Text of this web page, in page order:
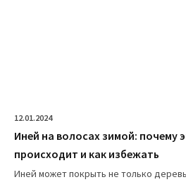
12.01.2024
Иней на волосах зимой: почему
происходит и как избежать
Иней может покрыть не только